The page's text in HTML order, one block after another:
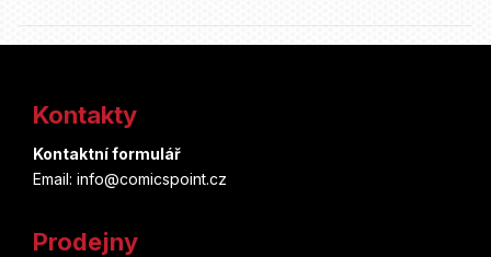
Kontakty
Kontaktní formulář
Email: info@comicspoint.cz
Prodejny